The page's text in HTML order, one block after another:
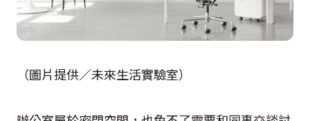
（圖片提供／未來生活實驗室）